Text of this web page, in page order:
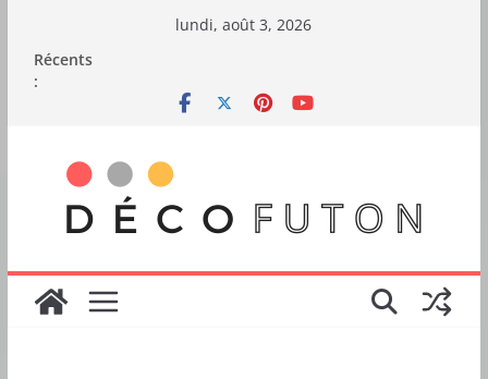
contenu
lundi, août 3, 2026
Récents
: